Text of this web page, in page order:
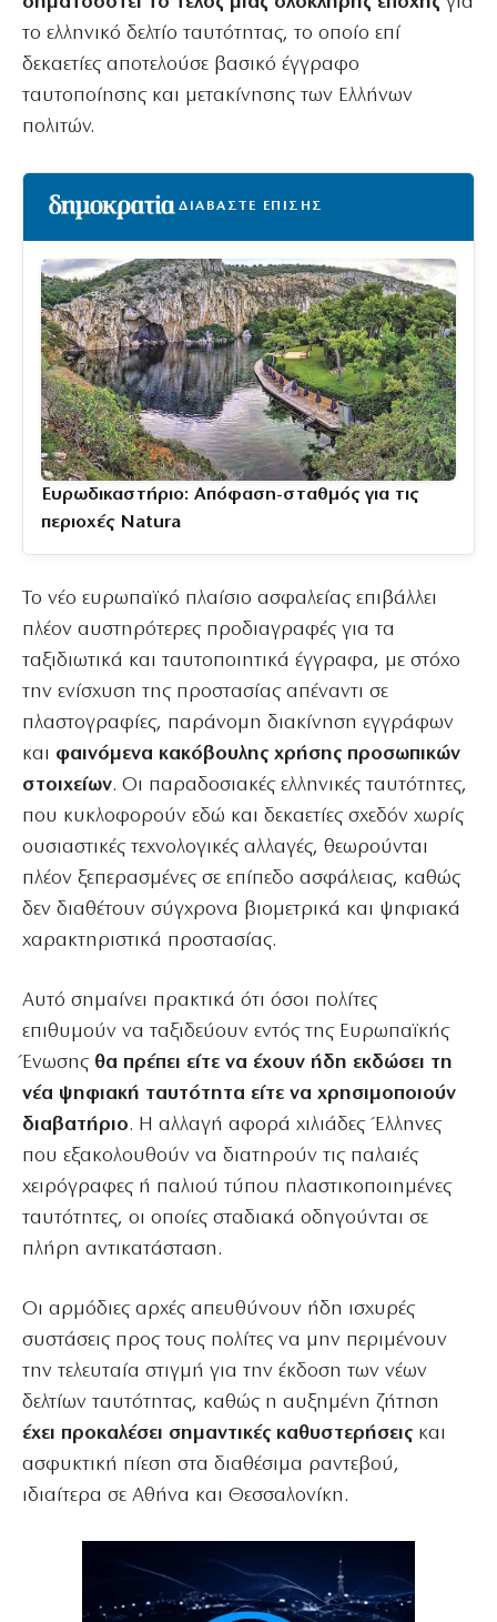
το ελληνικό δελτίο ταυτότητας, το οποίο επί
δεκαετίες αποτελούσε βασικό έγγραφο
ταυτοποίησης και μετακίνησης των Ελλήνων
πολιτών.
ΔΙΑΒΑΣΤΕ ΕΠΙΣΗΣ
Ευρωδικαστήριο: Απόφαση-σταθμός για τις
περιοχές Natura
Το νέο ευρωπαϊκό πλαίσιο ασφαλείας επιβάλλει
πλέον αυστηρότερες προδιαγραφές για τα
ταξιδιωτικά και ταυτοποιητικά έγγραφα, με στόχο
την ενίσχυση της προστασίας απέναντι σε
πλαστογραφίες, παράνομη διακίνηση εγγράφων
και φαινόμενα κακόβουλης χρήσης προσωπικών
στοιχείων. Οι παραδοσιακές ελληνικές ταυτότητες,
που κυκλοφορούν εδώ και δεκαετίες σχεδόν χωρίς
ουσιαστικές τεχνολογικές αλλαγές, θεωρούνται
πλέον ξεπερασμένες σε επίπεδο ασφάλειας, καθώς
δεν διαθέτουν σύγχρονα βιομετρικά και ψηφιακά
χαρακτηριστικά προστασίας.
Αυτό σημαίνει πρακτικά ότι όσοι πολίτες
επιθυμούν να ταξιδεύουν εντός της Ευρωπαϊκής
Ένωσης θα πρέπει είτε να έχουν ήδη εκδώσει τη
νέα ψηφιακή ταυτότητα είτε να χρησιμοποιούν
διαβατήριο. Η αλλαγή αφορά χιλιάδες Έλληνες
που εξακολουθούν να διατηρούν τις παλαιές
χειρόγραφες ή παλιού τύπου πλαστικοποιημένες
ταυτότητες, οι οποίες σταδιακά οδηγούνται σε
πλήρη αντικατάσταση.
Οι αρμόδιες αρχές απευθύνουν ήδη ισχυρές
συστάσεις προς τους πολίτες να μην περιμένουν
την τελευταία στιγμή για την έκδοση των νέων
δελτίων ταυτότητας, καθώς η αυξημένη ζήτηση
έχει προκαλέσει σημαντικές καθυστερήσεις και
ασφυκτική πίεση στα διαθέσιμα ραντεβού,
ιδιαίτερα σε Αθήνα και Θεσσαλονίκη.